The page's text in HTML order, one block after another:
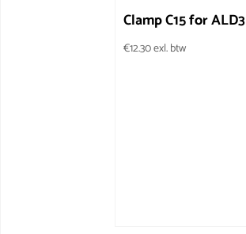
Clamp C15 for ALD3
€12.30exl. btw